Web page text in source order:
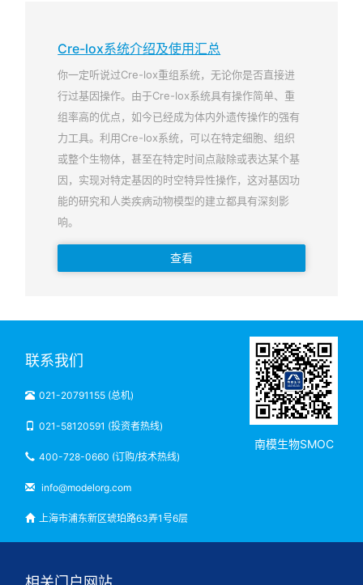
Cre-lox系统介绍及使用汇总
你一定听说过Cre-lox重组系统，无论你是否直接进
行过基因操作。由于Cre-lox系统具有操作简单、重
组率高的优点，如今已经成为体内外遗传操作的强有
力工具。利用Cre-lox系统，可以在特定细胞、组织
或整个生物体，甚至在特定时间点敲除或表达某个基
因，实现对特定基因的时空特异性操作，这对基因功
能的研究和人类疾病动物模型的建立都具有深刻影
响。
查看
联系我们
021-20791155 (总机)
021-58120591 (投资者热线)
400-728-0660 (订购/技术热线)
info@modelorg.com
上海市浦东新区琥珀路63弄1号6层
南模生物SMOC